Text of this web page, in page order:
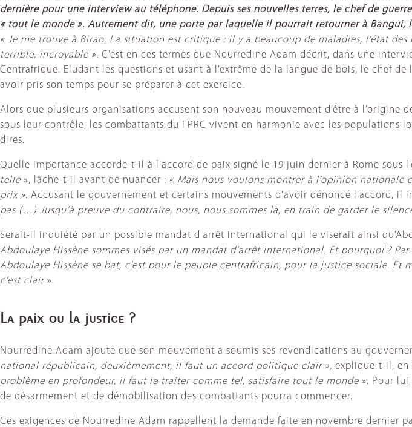
dernière pour une interview au téléphone. Depuis ses nouvelles terres, le chef de
« tout le monde ». Autrement dit, une porte par laquelle il pourrait retourner à Bangui,
« Je me trouve à Birao. La situation est critique : il y a beaucoup de maladies, l’état
terrible, incroyable ». C’est en ces termes que Nourredine Adam décrit, dans une
Centrafrique. Eludant les questions et usant à l’extrême de la langue de bois, le chef
avoir pris son temps pour se préparer à cet exercice.
Alors que plusieurs organisations accusent son nouveau mouvement d’être à
sous leur contrôle, les combattants du FPRC vivent en harmonie avec les populations
dires.
Quelle importance accorde-t-il à l’accord de paix signé le 19 juin dernier à Rome sous
telle », lâche-t-il avant de nuancer : « Mais nous voulons montrer à l’opinion nationale
prix ». Accusant le gouvernement et certains mouvements d’avoir dénoncé l’accord, il
pas (…) Jusqu’à preuve du contraire, nous, nous sommes là, en train de garder le
Serait-il inquiété par un possible mandat d'arrêt international qui le viserait ainsi
Abdoulaye Hissène sommes visés par un mandat d’arrêt international. Et pourquoi ? Par
Abdoulaye Hissène se bat, c’est pour le peuple centrafricain, pour la justice sociale.
c’est clair».
La paix ou la justice ?
Nourredine Adam ajoute que son mouvement a soumis ses revendications au
national républicain, deuxièmement, il faut un accord politique clair », explique-t-il, en
problème en profondeur, il faut le traiter comme tel, satisfaire tout le monde ». Pour
de désarmement et de démobilisation des combattants pourra commencer.
Ces exigences de Nourredine Adam rappellent la demande faite en novembre dernier